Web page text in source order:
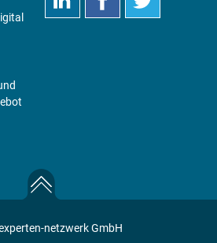
netzwerk GmbH